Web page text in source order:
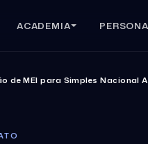
ACADEMIA
de MEI para Simples Nacional